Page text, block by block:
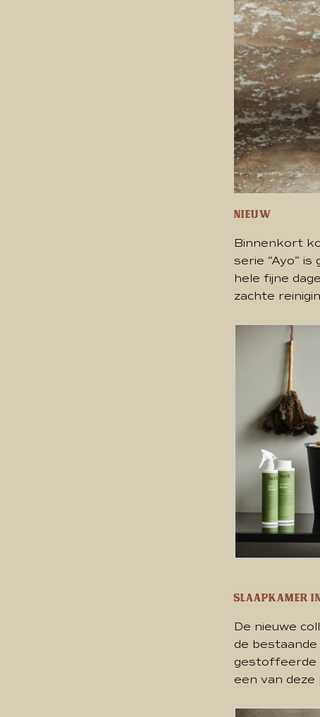
Nieuw
Binnenkort
serie “Ayo”
hele fijne
zachte
Slaapkamer
De nieuwe
de
gestoffeerde
een van deze